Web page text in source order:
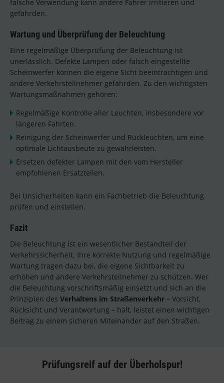
falsche Verwendung kann andere Fahrer irritieren und
gefährden.
Wartung und Überprüfung der Beleuchtung
Eine regelmäßige Überprüfung der Beleuchtung ist
unerlässlich. Defekte Lampen oder falsch eingestellte
Scheinwerfer können die eigene Sicht beeinträchtigen und
andere Verkehrsteilnehmer gefährden. Zu den wichtigsten
Wartungsmaßnahmen gehören:
Regelmäßige Kontrolle aller Leuchten, insbesondere vor
längeren Fahrten.
Reinigung der Scheinwerfer und Rückleuchten, um eine
optimale Lichtausbeute zu gewährleisten.
Ersetzen defekter Lampen mit den vom Hersteller
empfohlenen Ersatzteilen.
Bei Unsicherheiten kann ein Fachbetrieb die Beleuchtung
prüfen und einstellen.
Fazit
Die Beleuchtung ist ein wesentlicher Bestandteil der
Verkehrssicherheit. Ihre korrekte Nutzung und regelmäßige
Wartung tragen dazu bei, die eigene Sichtbarkeit zu
erhöhen und andere Verkehrsteilnehmer zu schützen. Wer
die Beleuchtung vorschriftsmäßig einsetzt und sich an die
Prinzipien des Verhaltens im Straßenverkehr – Vorsicht,
Rücksicht und Verantwortung – hält, leistet einen wichtigen
Beitrag zu einem sicheren Miteinander auf den Straßen.
Prüfungsreif auf der Überholspur!